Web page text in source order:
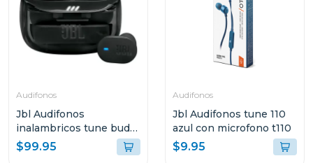
Audifonos
Jbl Audifonos
inalambricos tune buds
2 bluetooth negro ghost
tbuds2
$99.95
Audifonos
Jbl Audifonos tune 110
azul con microfono t110
$9.95